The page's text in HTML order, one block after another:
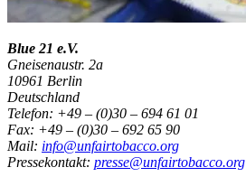
Blue 21 e.V.
Gneisenaustr. 2a
10961 Berlin
Deutschland
Telefon: +49 – (0)30 – 694 61 01
Fax: +49 – (0)30 – 692 65 90
Mail: info@unfairtobacco.org
Pressekontakt: presse@unfairtobacco.org